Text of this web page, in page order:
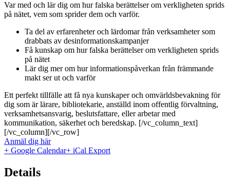
Var med och lär dig om hur falska berättelser om verkligheten sprids
på nätet, vem som sprider dem och varför.
Ta del av erfarenheter och lärdomar från verksamheter som
drabbats av desinformationskampanjer
Få kunskap om hur falska berättelser om verkligheten sprids
på nätet
Lär dig mer om hur informationspåverkan från främmande
makt ser ut och varför
Ett perfekt tillfälle att få nya kunskaper och omvärldsbevakning för
dig som är lärare, bibliotekarie, anställd inom offentlig förvaltning,
verksamhetsansvarig, beslutsfattare, eller arbetar med
kommunikation, säkerhet och beredskap. [/vc_column_text]
[/vc_column][/vc_row]
Anmäl dig här
+ Google Calendar+ iCal Export
Details